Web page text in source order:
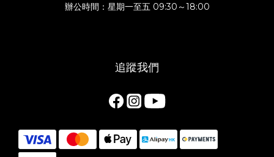
辦公時間：星期一至五 09:30～18:00
追蹤我們